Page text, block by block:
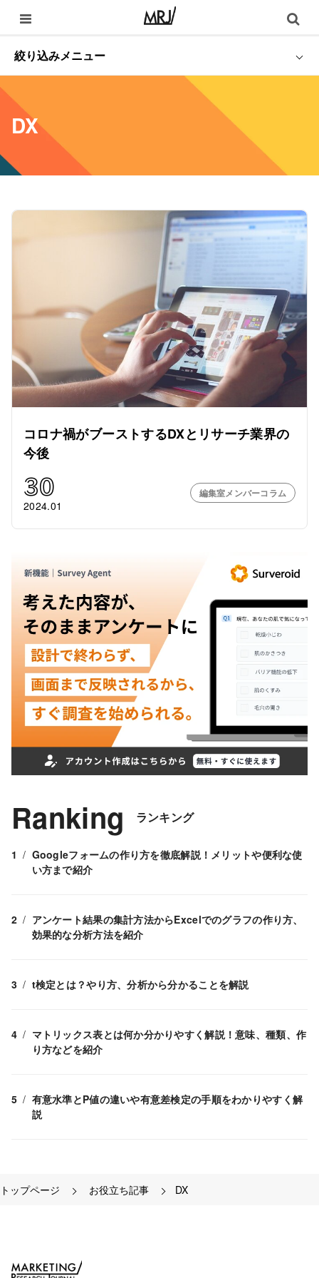
絞り込みメニュー
DX
コロナ禍がブーストするDXとリサーチ業界の
今後
30
2024.01
編集室メンバーコラム
Ranking ランキング
Googleフォームの作り方を徹底解説！メリットや便利な使
い方まで紹介
アンケート結果の集計方法からExcelでのグラフの作り方、
効果的な分析方法を紹介
t検定とは？やり方、分析から分かることを解説
マトリックス表とは何か分かりやすく解説！意味、種類、作
り方などを紹介
有意水準とP値の違いや有意差検定の手順をわかりやすく解
説
トップページ お役立ち記事 DX